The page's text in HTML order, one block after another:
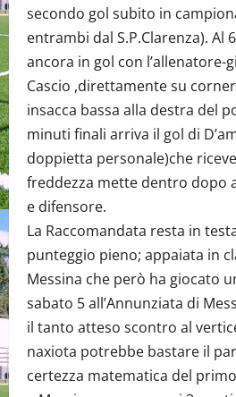
secondo gol subito in
entrambi dal S.P.Clarenza). Al
ancora in gol con l’allenatore-
Cascio ,direttamente su
insacca bassa alla destra del
minuti finali arriva il gol di
doppietta personale)che
freddezza mette dentro dopo
e difensore.
La Raccomandata resta in
punteggio pieno; appaiata in
Messina che però ha giocato
sabato 5 all’Annunziata di
il tanto atteso scontro al
naxiota potrebbe bastare il
certezza matematica del